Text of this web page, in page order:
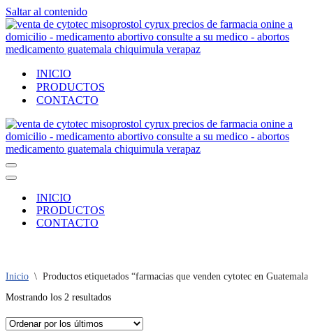
Saltar al contenido
INICIO
PRODUCTOS
CONTACTO
Menú
de
Menú
navegación
INICIO
PRODUCTOS
CONTACTO
Inicio \ Productos etiquetados “farmacias que venden cytotec en Guatemala
Mostrando los 2 resultadosOrdenado
los
últimos